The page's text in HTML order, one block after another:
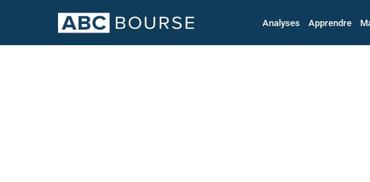
Analyses Apprendre